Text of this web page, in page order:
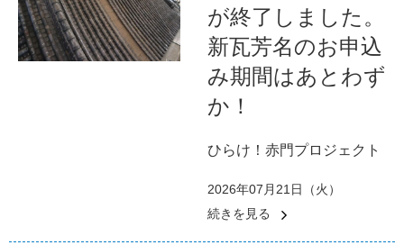
が終了しました。
新瓦芳名のお申込
み期間はあとわず
か！
ひらけ！赤門プロジェクト
2026年07月21日（火）
続きを見る